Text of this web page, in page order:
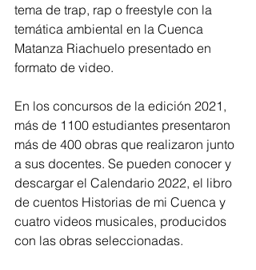
tema de trap, rap o freestyle con la
temática ambiental en la Cuenca
Matanza Riachuelo presentado en
formato de video.
En los concursos de la edición 2021,
más de 1100 estudiantes presentaron
más de 400 obras que realizaron junto
a sus docentes. Se pueden conocer y
descargar el Calendario 2022, el libro
de cuentos Historias de mi Cuenca y
cuatro videos musicales, producidos
con las obras seleccionadas.